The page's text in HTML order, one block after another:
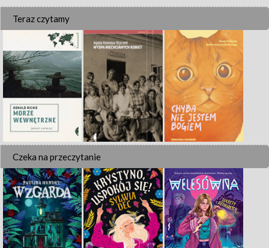
Teraz czytamy
Czeka na przeczytanie